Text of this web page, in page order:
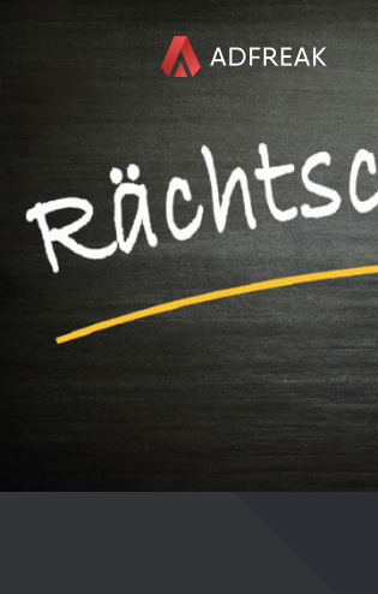
HOME
ÜBER UNS
REFERENZEN
LEISTUNGEN
KONTAKT